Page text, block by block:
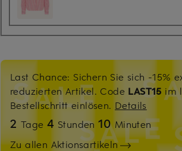
Last Chance: Sichern Sie sich -15%
reduzierten Artikel. Code LAST15 im
Bestellschritt einlösen. Details
2 Tage4 Stunden10 Minuten
Zu allen Aktionsartikeln